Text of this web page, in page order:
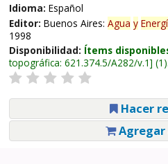
Idioma: Español
Editor: Buenos Aires: Agua y
1998
Disponibilidad: Ítems
topográfica: 621.374.5/A282/v.1 (1).
Hacer